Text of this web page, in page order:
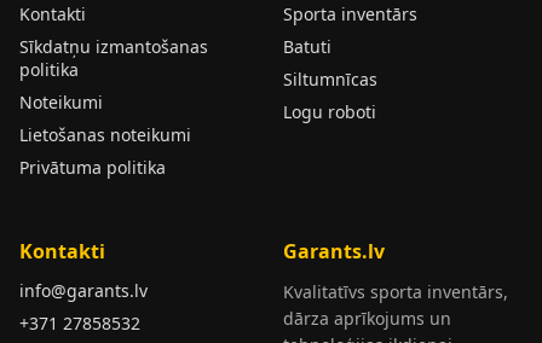
Kontakti
Sīkdatņu izmantošanas
politika
Noteikumi
Lietošanas noteikumi
Privātuma politika
Sporta inventārs
Batuti
Siltumnīcas
Logu roboti
Kontakti
info@garants.lv
+371 27858532
Garants.lv
Kvalitatīvs sporta inventārs,
dārza aprīkojums un